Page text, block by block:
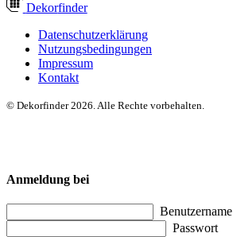
Dekorfinder
Datenschutzerklärung
Nutzungsbedingungen
Impressum
Kontakt
© Dekorfinder 2026. Alle Rechte vorbehalten.
Anmeldung bei
Benutzername
Passwort